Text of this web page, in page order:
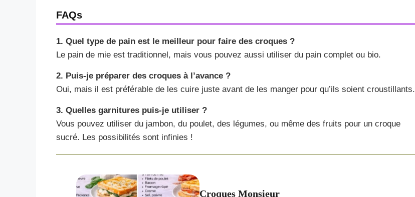
FAQs
1. Quel type de pain est le meilleur pour faire des croques ?
Le pain de mie est traditionnel, mais vous pouvez aussi utiliser du pain complet ou bio.
2. Puis-je préparer des croques à l’avance ?
Oui, mais il est préférable de les cuire juste avant de les manger pour qu’ils soient croustillants.
3. Quelles garnitures puis-je utiliser ?
Vous pouvez utiliser du jambon, du poulet, des légumes, ou même des fruits pour un croque
sucré. Les possibilités sont infinies !
Croques Monsieur